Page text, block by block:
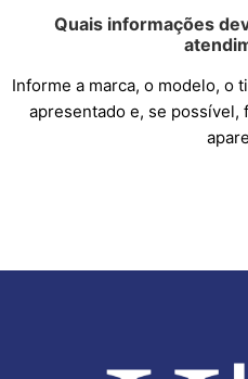
Quais informações
Informe a marca, o modelo, o
apresentado e, se possível,